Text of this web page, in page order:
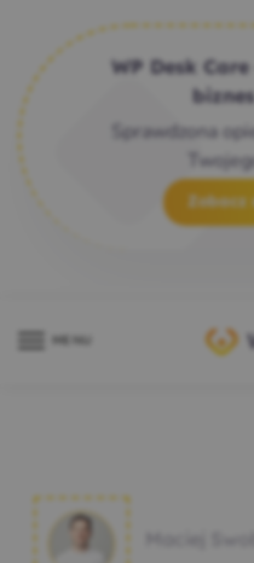
WP Desk
Sprawdzona
Zobacz